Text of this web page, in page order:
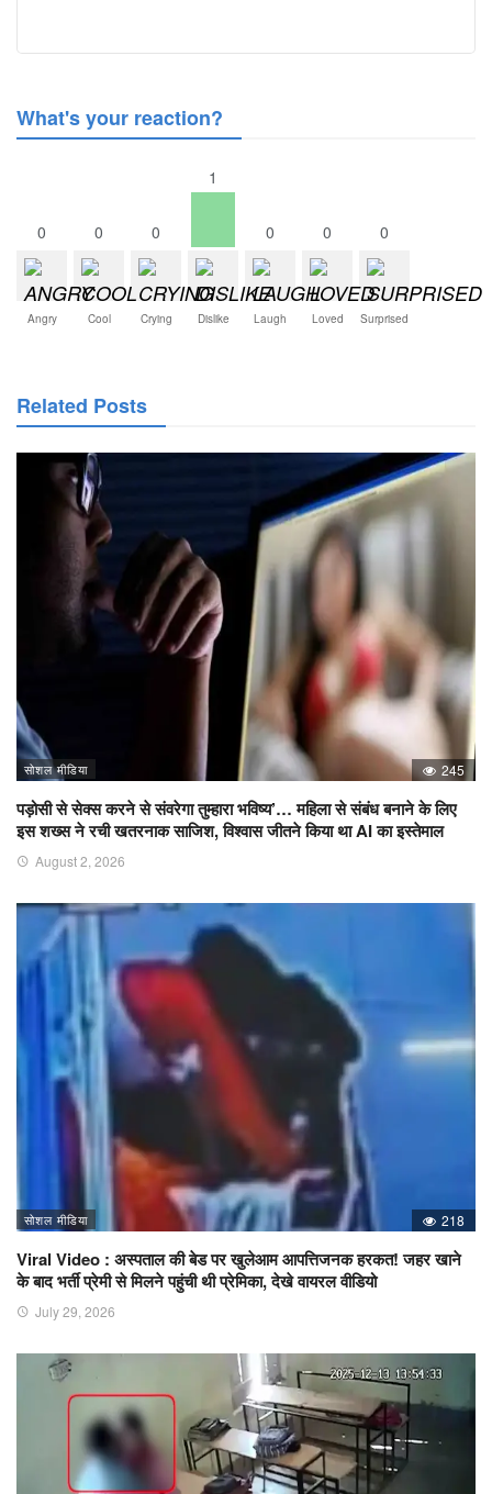
What's your reaction?
0
Angry
0
Cool
0
Crying
1
Dislike
0
Laugh
0
Loved
0
Surprised
Related Posts
सोशल मीडिया 245
पड़ोसी से सेक्स करने से संवरेगा तुम्हारा भविष्य’… महिला से संबंध बनाने के लिए
इस शख्स ने रची खतरनाक साजिश, विश्वास जीतने किया था AI का इस्तेमाल
August 2, 2026
सोशल मीडिया 218
Viral Video : अस्पताल की बेड पर खुलेआम आपत्तिजनक हरकत! जहर खाने
के बाद भर्ती प्रेमी से मिलने पहुंची थी प्रेमिका, देखे वायरल वीडियो
July 29, 2026